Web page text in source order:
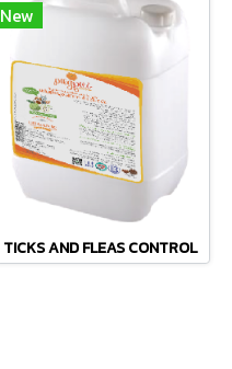
New
TICKS AND FLEAS CONTROL